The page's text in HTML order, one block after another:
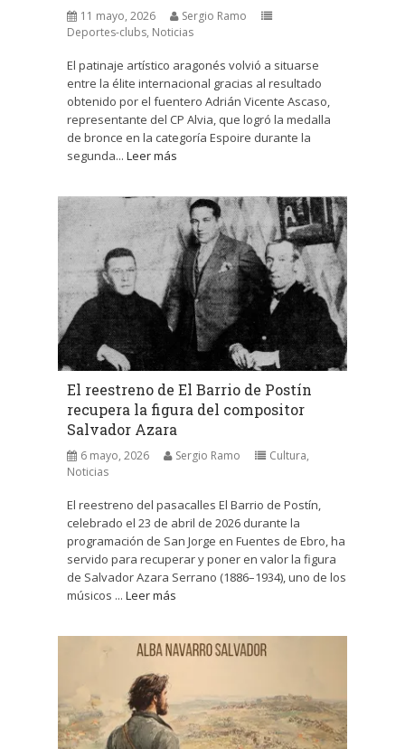
11 mayo, 2026
Sergio Ramo
Deportes-clubs, Noticias
El patinaje artístico aragonés volvió a situarse
entre la élite internacional gracias al resultado
obtenido por el fuentero Adrián Vicente Ascaso,
representante del CP Alvia, que logró la medalla
de bronce en la categoría Espoire durante la
segunda... Leer más
El reestreno de El Barrio de Postín
recupera la figura del compositor
Salvador Azara
6 mayo, 2026 Sergio Ramo Cultura,
Noticias
El reestreno del pasacalles El Barrio de Postín,
celebrado el 23 de abril de 2026 durante la
programación de San Jorge en Fuentes de Ebro, ha
servido para recuperar y poner en valor la figura
de Salvador Azara Serrano (1886–1934), uno de los
músicos ... Leer más